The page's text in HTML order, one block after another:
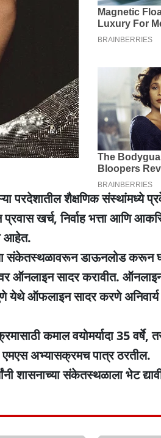
परदेशातील शैक्षणिक संस्थांमध्ये
प्रवास खर्च, निर्वाह भत्ता आणि
आहेत.
संकेतस्थळावरून डाऊनलोड करून
सादर करावीत. ऑनलाइन
येथे ऑफलाइन सादर करणे
कमाल वयोमर्यादा 35 वर्षे,
अभ्यासक्रमच पात्र ठरतील.
शासनाच्या संकेतस्थळाला भेट